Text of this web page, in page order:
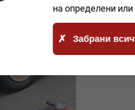
на определени или
Забрани